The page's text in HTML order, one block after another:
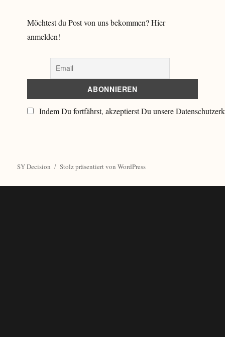
Möchtest du Post von uns bekommen? Hier
anmelden!
Indem Du fortfährst, akzeptierst Du unsere
SY Decision Stolz präsentiert von WordPress